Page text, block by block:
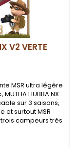
V2 VERTE
MSR ultra légère
HUBBA NX
sur 3 saisons,
et surtout MSR
campeurs très
étanches, un